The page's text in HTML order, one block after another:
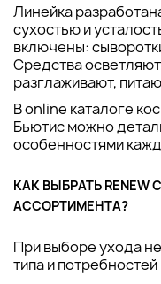
Линейка
сухостью и
включены:
Средства
разглаживают,
В online каталоге
Бьютис можно
особенностями
КАК ВЫБРАТЬ RENEW
АССОРТИМЕНТА?
При выборе ухода
типа и